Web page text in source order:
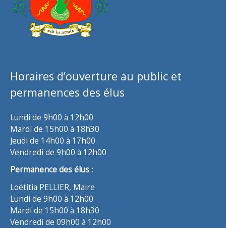
Horaires d’ouverture au public et
permanences des élus
Lundi de 9h00 à 12h00
Mardi de 15h00 à 18h30
Jeudi de 14h00 à 17h00
Vendredi de 9h00 à 12h00
Permanence des élus :
Loëtitia PELLIER, Maire
Lundi de 9h00 à 12h00
Mardi de 15h00 à 18h30
Vendredi de 09h00 à 12h00